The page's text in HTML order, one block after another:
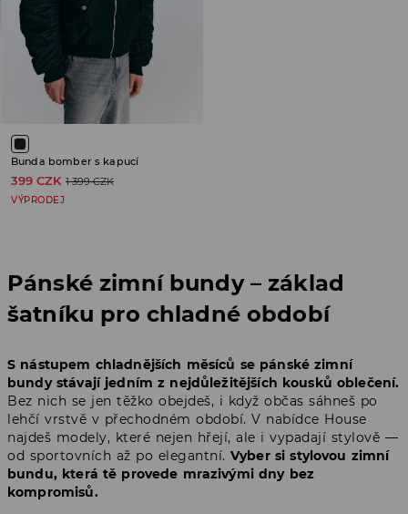
Bunda bomber s kapucí
399 CZK 1 399 CZK
VÝPRODEJ
Pánské zimní bundy – základ
šatníku pro chladné období
S nástupem chladnějších měsíců se pánské zimní
bundy stávají jedním z nejdůležitějších kousků oblečení.
Bez nich se jen těžko obejdeš, i když občas sáhneš po
lehčí vrstvě v přechodném období. V nabídce House
najdeš modely, které nejen hřejí, ale i vypadají stylově —
od sportovních až po elegantní. Vyber si stylovou zimní
bundu, která tě provede mrazivými dny bez
kompromisů.